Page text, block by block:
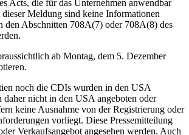
Acts, die für das Unternehmen anwendbar
Meldung sind keine Informationen
den Abschnitten 708A(7) oder 708A(8) des
ab Montag, dem 5. Dezember
noch die CDIs wurden in den USA
daher nicht in den USA angeboten oder
keine Ausnahme von der Registrierung oder
vorliegt. Diese Pressemitteilung
Verkaufsangebot angesehen werden. Auch